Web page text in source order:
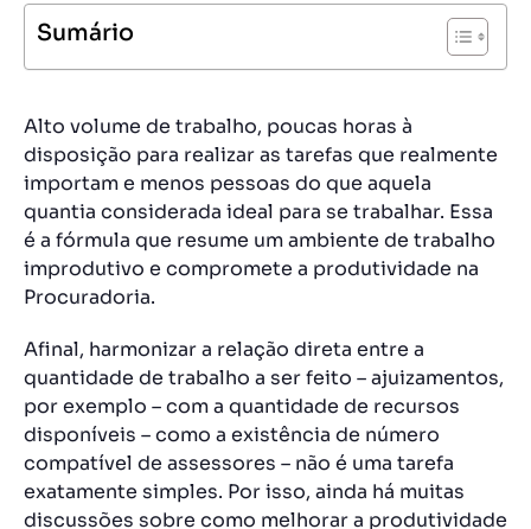
Sumário
Alto volume de trabalho, poucas horas à
disposição para realizar as tarefas que realmente
importam e menos pessoas do que aquela
quantia considerada ideal para se trabalhar. Essa
é a fórmula que resume um ambiente de trabalho
improdutivo e compromete a produtividade na
Procuradoria.
Afinal, harmonizar a relação direta entre a
quantidade de trabalho a ser feito – ajuizamentos,
por exemplo – com a quantidade de recursos
disponíveis – como a existência de número
compatível de assessores – não é uma tarefa
exatamente simples. Por isso, ainda há muitas
discussões sobre como melhorar a produtividade